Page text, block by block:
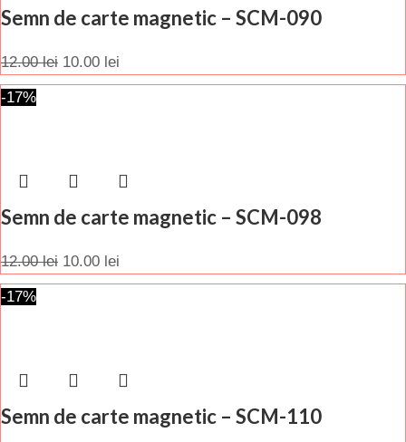
Semn de carte magnetic – SCM-090
12.00lei 10.00 lei
-17%
Semn de carte magnetic – SCM-098
12.00lei 10.00 lei
-17%
Semn de carte magnetic – SCM-110